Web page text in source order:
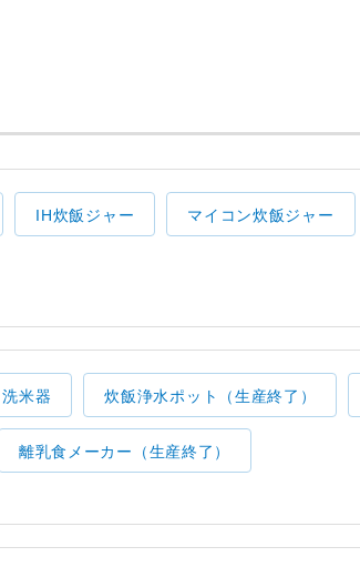
IH炊飯ジャー マイコン炊飯ジャー
洗米器 炊飯浄水ポット（生産終了）
離乳食メーカー（生産終了）